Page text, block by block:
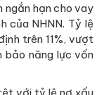
ngắn hạn cho vay
của NHNN. Tỷ lệ
trên 11%, vượt
bảo năng lực vốn